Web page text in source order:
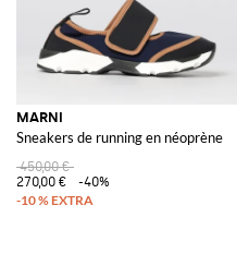
MARNI
Sneakers de running en néoprène
450,00 €
270,00 €
-40%